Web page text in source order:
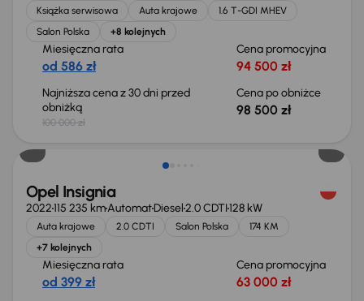
Książka serwisowa Auta krajowe
1.6 T-GDI MHEV
Salon Polska
+8 kolejnych
Miesięczna rata
od 586 zł
Cena promocyjna
94 500 zł
Najniższa cena z 30 dni przed
obniżką
100 000 zł
Cena po obniżce
98 500 zł
Taniej o 1 000 zł
Opel Insignia
2022115 235 kmAutomatDiesel2.0 CDTI128 kW
Auta krajowe 2.0 CDTI Salon Polska
174 KM
+7 kolejnych
Miesięczna rata
od 399 zł
Cena promocyjna
63 000 zł